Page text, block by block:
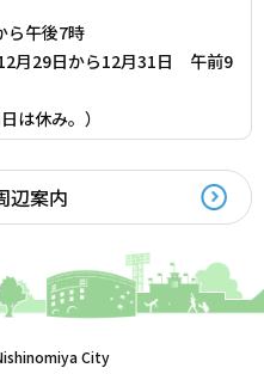
午後7時
月29日から12月31日 午前9
は休み。）
辺案内
City